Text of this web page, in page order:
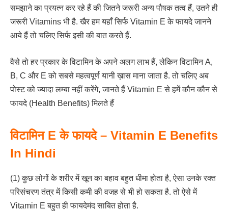
समझाने का प्रयत्न कर रहे हैं की जितने जरूरी अन्य पौषक तत्व हैं, उतने ही
जरूरी Vitamins भी है. खैर हम यहाँ सिर्फ Vitamin E के फायदे जानने
आये हैं तो चलिए सिर्फ इसी की बात करते हैं.
वैसे तो हर प्रकार के विटामिन के अपने अलग लाभ हैं, लेकिन विटामिन A,
B, C और E को सबसे महत्वपूर्ण यानी ख़ास माना जाता है. तो चलिए अब
पोस्ट को ज्यादा लम्बा नहीं करेंगे, जानते हैं Vitamin E से हमें कौन कौन से
फायदे (Health Benefits) मिलते हैं
विटामिन E के फायदे – Vitamin E Benefits
In Hindi
(1) कुछ लोगों के शरीर में खून का बहाव बहुत धीमा होता है, ऐसा उनके रक्त
परिसंचरण तंत्र में किसी कमी की वजह से भी हो सकता है. तो ऐसे में
Vitamin E बहुत ही फायदेमंद साबित होता है.